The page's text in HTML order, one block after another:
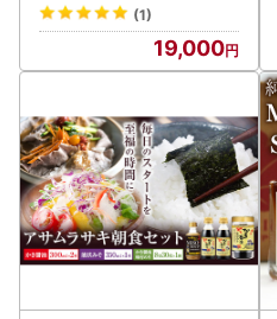
(1)
19,000